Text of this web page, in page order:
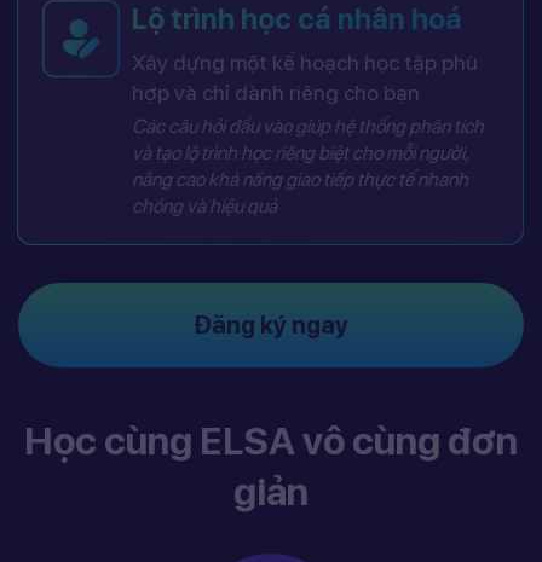
Lộ trình học cá nhân hoá
Xây dựng một kế hoạch học tập phù
hợp và chỉ dành riêng cho bạn
Các câu hỏi đầu vào giúp hệ thống phân tích
và tạo lộ trình học riêng biệt cho mỗi người,
nâng cao khả năng giao tiếp thực tế nhanh
chóng và hiệu quả
Đăng ký ngay
Học cùng ELSA vô cùng đơn
giản